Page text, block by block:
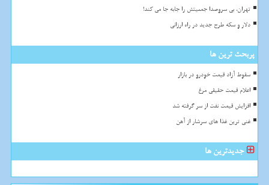
تهران، بی سروصدا جمعیتش را جابه جا می کند!
دلار و سکه طرح جدید در راه ارزانی
پربحث ترین ها
سقوط آزاد قیمت خودرو در بازار
اعلام قیمت حقیقی مرغ
افزایش قیمت نفت از سر گرفته شد
غنی ترین غذا های سرشار از آهن
جدیدترین ها